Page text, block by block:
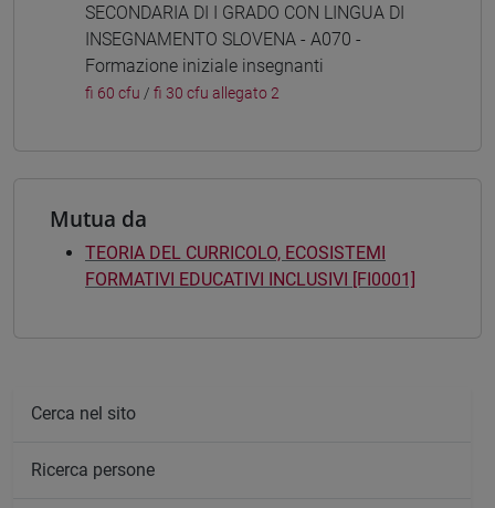
SECONDARIA DI I GRADO CON LINGUA DI
INSEGNAMENTO SLOVENA - A070 -
Formazione iniziale insegnanti
fi 60 cfu / fi 30 cfu allegato 2
Mutua da
TEORIA DEL CURRICOLO, ECOSISTEMI
FORMATIVI EDUCATIVI INCLUSIVI [FI0001]
Cerca nel sito
Ricerca persone